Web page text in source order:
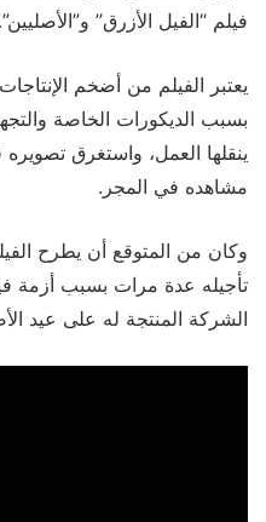
فيلم “الفيل الأزرق” و”الأصليين”.
يعتبر الفيلم من أضخم
بسبب الديكورات الخاصة
ينقلها العمل، واستغرق
مشاهده في المجر.
تأجيله عدة مرات بسبب أزمة
الشركة المنتجة له على عيد الأضحى 2022 لطرحه